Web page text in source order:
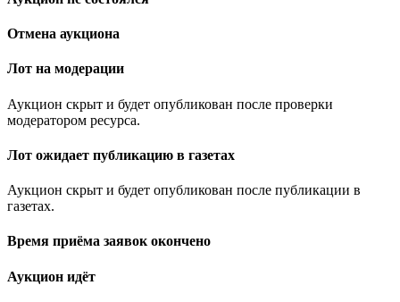
Отмена аукциона
Лот на модерации
Аукцион скрыт и будет опубликован после проверки
модератором ресурса.
Лот ожидает публикацию в газетах
Аукцион скрыт и будет опубликован после публикации в
газетах.
Время приёма заявок окончено
Аукцион идёт